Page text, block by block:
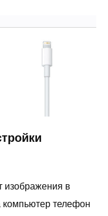
изображения в
телефон